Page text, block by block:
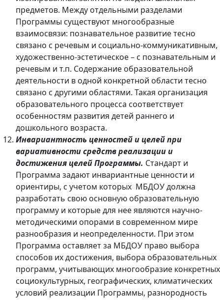
предметов. Между отдельными разделами
Программы существуют многообразные
взаимосвязи: познавательное развитие тесно
связано с речевым и социально-коммуникативным,
художественно-эстетическое – с познавательным и
речевым и т.п. Содержание образовательной
деятельности в одной конкретной области тесно
связано с другими областями. Такая организация
образовательного процесса соответствует
особенностям развития детей раннего и
дошкольного возраста.
Инвариантность ценностей и целей при
вариативности средств реализации и
достижения целей Программы. Стандарт и
Программа задают инвариантные ценности и
ориентиры, с учетом которых МБДОУ должна
разработать свою основную образовательную
программу и которые для нее являются научно-
методическими опорами в современном мире
разнообразия и неопределенности. При этом
Программа оставляет за МБДОУ право выбора
способов их достижения, выбора образовательных
программ, учитывающих многообразие конкретных
социокультурных, географических, климатических
условий реализации Программы, разнородность